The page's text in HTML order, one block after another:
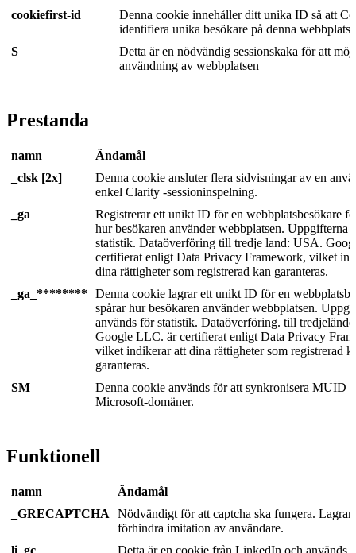
cookiefirst-id
Denna cookie innehåller ditt unika ID så att
identifiera unika besökare på denna webbplats.
S
Detta är en nödvändig sessionskaka för att
användning av webbplatsen
Prestanda
namn
Ändamål
_clsk [2x]
Denna cookie ansluter flera sidvisningar av en
enkel Clarity -sessioninspelning.
_ga
Registrerar ett unikt ID för en webbplatsbesökare
hur besökaren använder webbplatsen. Uppgifterna
statistik. Dataöverföring till tredje land: USA.
certifierat enligt Data Privacy Framework, vilket
dina rättigheter som registrerad kan garanteras.
_ga_******** Denna cookie lagrar ett unikt ID för en
spårar hur besökaren använder webbplatsen.
används för statistik. Dataöverföring. till
Google LLC. är certifierat enligt Data Privacy
vilket indikerar att dina rättigheter som registrerad
garanteras.
SM
Denna cookie används för att synkronisera MUID
Microsoft-domäner.
Funktionell
namn
Ändamål
_GRECAPTCHA
Nödvändigt för att captcha ska fungera. Lagrar
förhindra imitation av användare.
li_gc
Detta är en cookie från LinkedIn och används